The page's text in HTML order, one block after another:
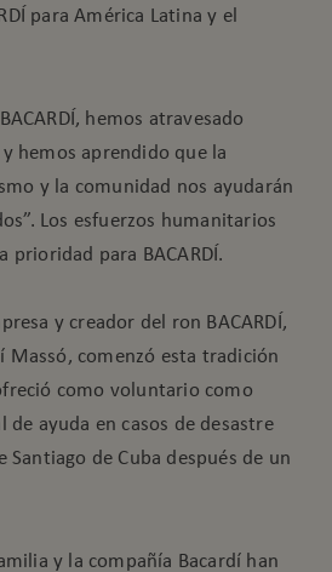
para América Latina y el
hemos atravesado
hemos aprendido que la
y la comunidad nos ayudarán
Los esfuerzos humanitarios
prioridad para BACARDÍ.
y creador del ron BACARDÍ,
Massó, comenzó esta tradición
como voluntario como
ayuda en casos de desastre
Santiago de Cuba después de un
y la compañía Bacardí han